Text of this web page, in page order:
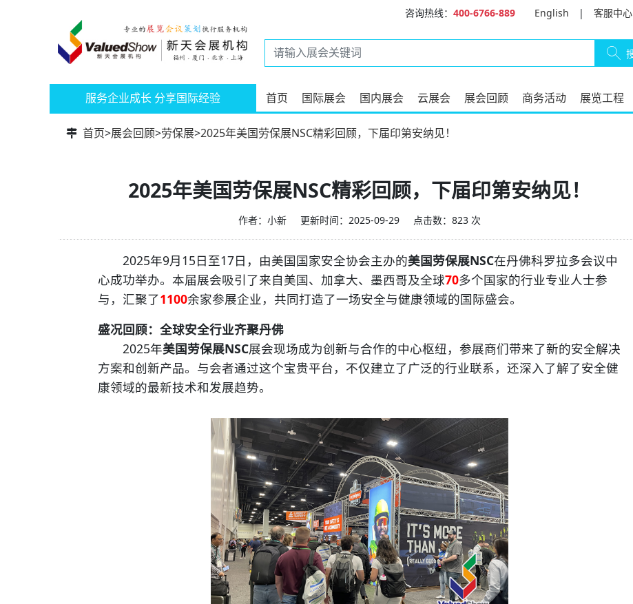
咨询热线： 400-6766-889 English | 客服中心
服务企业成长 分享国际经验 首页 国际展会 国内展会 云展会 展会回顾 商务活动 展览工程
首页>展会回顾>劳保展>2025年美国劳保展NSC精彩回顾，下届印第安纳见！
2025年美国劳保展NSC精彩回顾，下届印第安纳见！
作者：小新 更新时间：2025-09-29 点击数：823 次
2025年9月15日至17日，由美国国家安全协会主办的美国劳保展NSC在丹佛科罗拉多会议中
心成功举办。本届展会吸引了来自美国、加拿大、墨西哥及全球70多个国家的行业专业人士参
与，汇聚了1100余家参展企业，共同打造了一场安全与健康领域的国际盛会。
盛况回顾：全球安全行业齐聚丹佛
2025年美国劳保展NSC展会现场成为创新与合作的中心枢纽，参展商们带来了新的安全解决
方案和创新产品。与会者通过这个宝贵平台，不仅建立了广泛的行业联系，还深入了解了安全健
康领域的最新技术和发展趋势。